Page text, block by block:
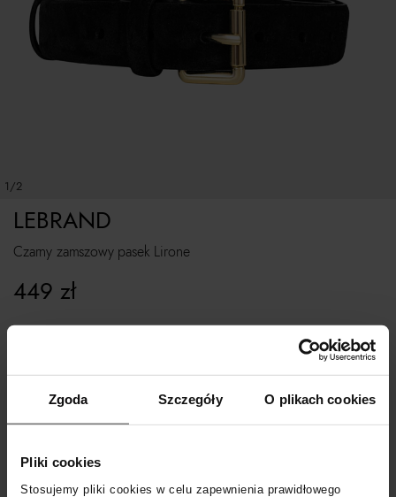
Zgoda Szczegóły O plikach cookies
Pliki cookies
Stosujemy pliki cookies w celu zapewnienia prawidłowego
1/2
Czarny zamszowy pasek Lirone
LEBRAND
449 zł
DODAJ DO KOSZYKA
Dostawa